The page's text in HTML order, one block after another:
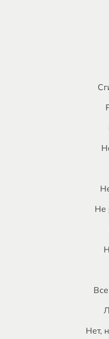
Уже
Сгинь
Наше
Не
Не
Не
На
Все
Ловит
Нет, не